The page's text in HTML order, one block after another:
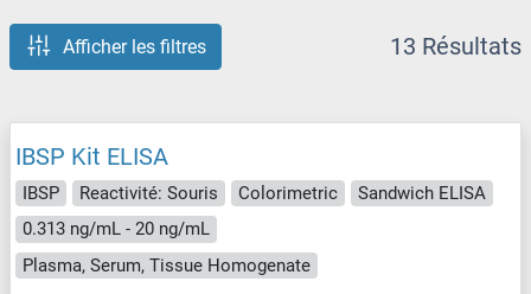
Afficher les filtres 13 Résultats
IBSP Kit ELISA
IBSP Reactivité: Souris Colorimetric
Sandwich ELISA
0.313 ng/mL - 20 ng/mL
Plasma, Serum, Tissue Homogenate